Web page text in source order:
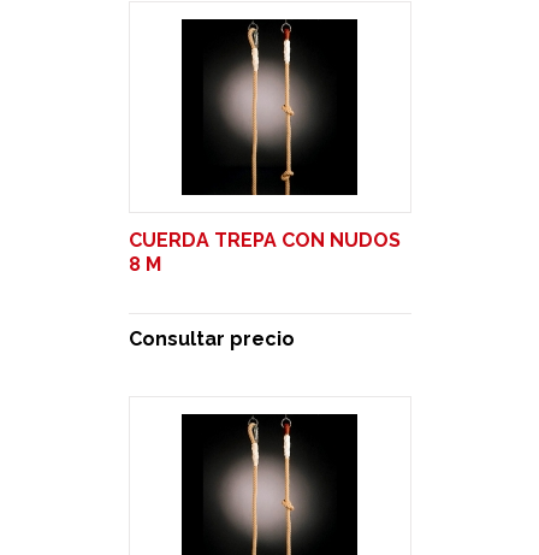
CUERDA TREPA CON NUDOS
8 M
Consultar precio